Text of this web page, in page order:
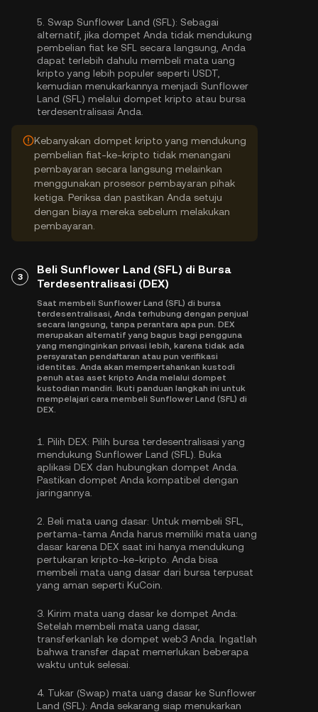
5. Swap Sunflower Land (SFL): Sebagai
alternatif, jika dompet Anda tidak mendukung
pembelian fiat ke SFL secara langsung, Anda
dapat terlebih dahulu membeli mata uang
kripto yang lebih populer seperti USDT,
kemudian menukarkannya menjadi Sunflower
Land (SFL) melalui dompet kripto atau bursa
terdesentralisasi Anda.
Kebanyakan dompet kripto yang mendukung
pembelian fiat-ke-kripto tidak menangani
pembayaran secara langsung melainkan
menggunakan prosesor pembayaran pihak
ketiga. Periksa dan pastikan Anda setuju
dengan biaya mereka sebelum melakukan
pembayaran.
3
Beli Sunflower Land (SFL) di Bursa
Terdesentralisasi (DEX)
Saat membeli Sunflower Land (SFL) di bursa
terdesentralisasi, Anda terhubung dengan penjual
secara langsung, tanpa perantara apa pun. DEX
merupakan alternatif yang bagus bagi pengguna
yang menginginkan privasi lebih, karena tidak ada
persyaratan pendaftaran atau pun verifikasi
identitas. Anda akan mempertahankan kustodi
penuh atas aset kripto Anda melalui dompet
kustodian mandiri. Ikuti panduan langkah ini untuk
mempelajari cara membeli Sunflower Land (SFL) di
DEX.
1. Pilih DEX: Pilih bursa terdesentralisasi yang
mendukung Sunflower Land (SFL). Buka
aplikasi DEX dan hubungkan dompet Anda.
Pastikan dompet Anda kompatibel dengan
jaringannya.
2. Beli mata uang dasar: Untuk membeli SFL,
pertama-tama Anda harus memiliki mata uang
dasar karena DEX saat ini hanya mendukung
pertukaran kripto-ke-kripto. Anda bisa
membeli mata uang dasar dari bursa terpusat
yang aman seperti KuCoin.
3. Kirim mata uang dasar ke dompet Anda:
Setelah membeli mata uang dasar,
transferkanlah ke dompet web3 Anda. Ingatlah
bahwa transfer dapat memerlukan beberapa
waktu untuk selesai.
4. Tukar (Swap) mata uang dasar ke Sunflower
Land (SFL): Anda sekarang siap menukarkan